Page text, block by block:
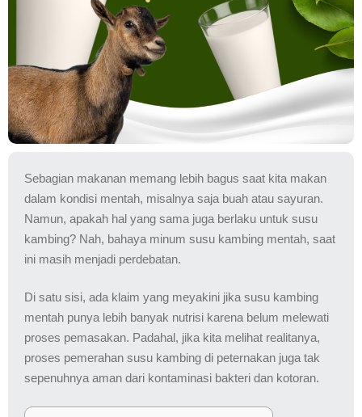
Sebagian makanan memang lebih bagus saat kita makan
dalam kondisi mentah, misalnya saja buah atau sayuran.
Namun, apakah hal yang sama juga berlaku untuk susu
kambing? Nah, bahaya minum susu kambing mentah, saat
ini masih menjadi perdebatan.
Di satu sisi, ada klaim yang meyakini jika susu kambing
mentah punya lebih banyak nutrisi karena belum melewati
proses pemasakan. Padahal, jika kita melihat realitanya,
proses pemerahan susu kambing di peternakan juga tak
sepenuhnya aman dari kontaminasi bakteri dan kotoran.